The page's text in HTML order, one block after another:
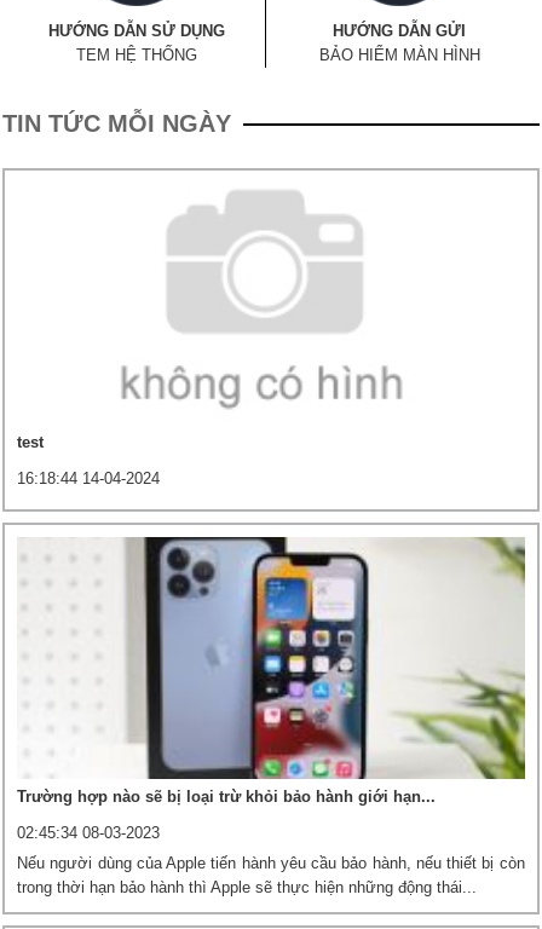
HƯỚNG DẪN SỬ DỤNG
TEM HỆ THỐNG
HƯỚNG DẪN GỬI
BẢO HIỂM MÀN HÌNH
TIN TỨC MỖI NGÀY
test
16:18:44 14-04-2024
Trường hợp nào sẽ bị loại trừ khỏi bảo hành giới hạn...
02:45:34 08-03-2023
Nếu người dùng của Apple tiến hành yêu cầu bảo hành, nếu thiết bị còn
trong thời hạn bảo hành thì Apple sẽ thực hiện những động thái...